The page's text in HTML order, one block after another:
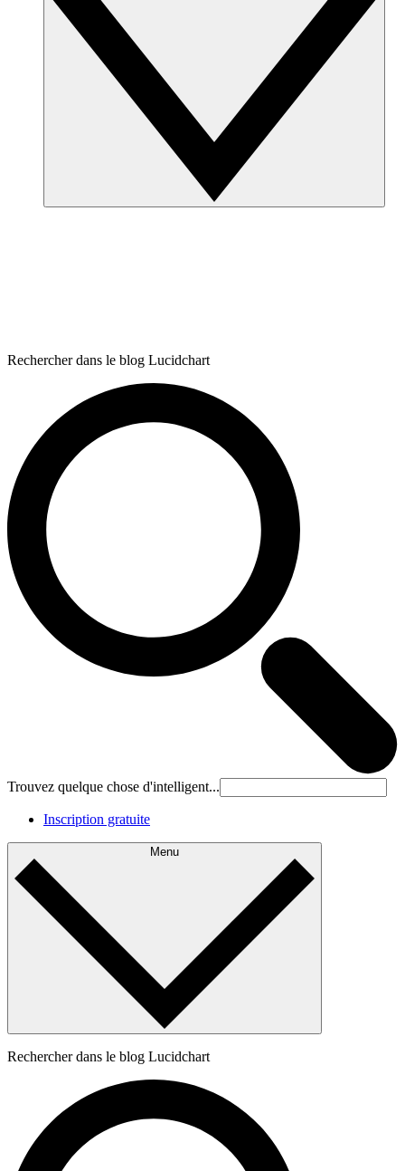
Rechercher dans le blog Lucidchart
Trouvez quelque chose d'intelligent...
Inscription gratuite
Menu
Rechercher dans le blog Lucidchart